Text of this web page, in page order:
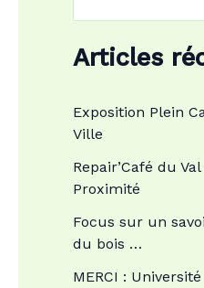
Articles
Exposition Plein
Ville
Repair’Café du
Proximité
Focus sur un
du bois …
MERCI :